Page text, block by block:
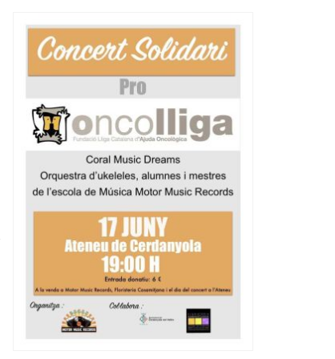
Ètica i Integritat
Retiment de Comptes
Accés a Informació Pública
Dades Obertes
Catàleg de Serveis i Tràmits
Entitats
Mercats Municipals
Webs Municipals